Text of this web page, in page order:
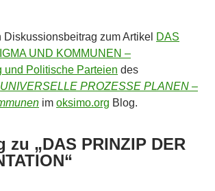
Diskussionsbeitrag zum Artikel DAS
UND KOMMUNEN –
und Politische Parteien des
UNIVERSELLE PROZESSE PLANEN –
im oksimo.org Blog.
zu „DAS PRINZIP DER